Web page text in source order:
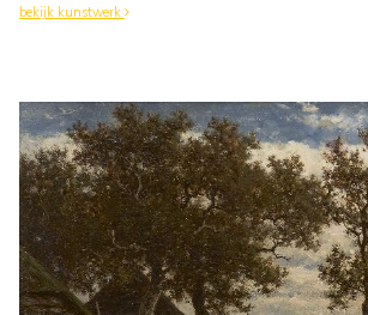
bekijk kunstwerk